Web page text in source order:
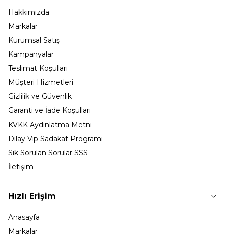
Hakkımızda
Markalar
Kurumsal Satış
Kampanyalar
Teslimat Koşulları
Müşteri Hizmetleri
Gizlilik ve Güvenlik
Garanti ve İade Koşulları
KVKK Aydınlatma Metni
Dilay Vip Sadakat Programı
Sık Sorulan Sorular SSS
İletişim
Hızlı Erişim
Anasayfa
Markalar